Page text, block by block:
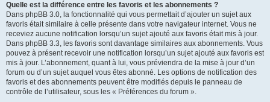
Quelle est la différence entre les favoris et les abonnements ?
Dans phpBB 3.0, la fonctionnalité qui vous permettait d’ajouter un sujet aux
favoris était similaire à celle présente dans votre navigateur internet. Vous ne
receviez aucune notification lorsqu’un sujet ajouté aux favoris était mis à jour.
Dans phpBB 3.3, les favoris sont davantage similaires aux abonnements. Vous
pouvez à présent recevoir une notification lorsqu’un sujet ajouté aux favoris est
mis à jour. L’abonnement, quant à lui, vous préviendra de la mise à jour d’un
forum ou d’un sujet auquel vous êtes abonné. Les options de notification des
favoris et des abonnements peuvent être modifiés depuis le panneau de
contrôle de l’utilisateur, sous les « Préférences du forum ».